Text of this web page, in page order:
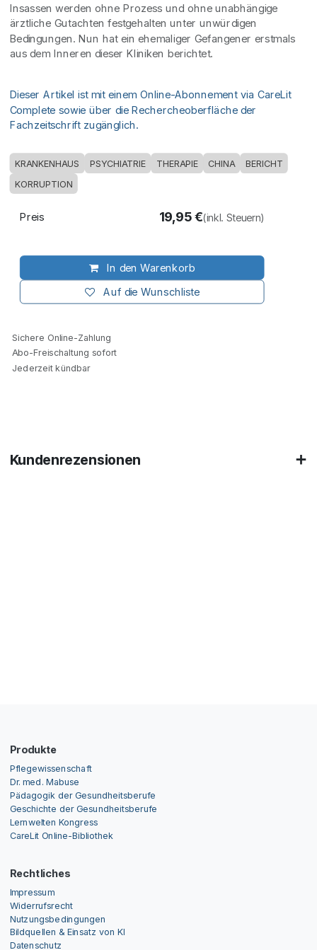
Insassen werden ohne Prozess und ohne unabhängige
ärztliche Gutachten festgehalten unter unwürdigen
Bedingungen. Nun hat ein ehemaliger Gefangener erstmals
aus dem Inneren dieser Kliniken berichtet.
Dieser Artikel ist mit einem Online-Abonnement via CareLit
Complete sowie über die Rechercheoberfläche der
Fachzeitschrift zugänglich.
KRANKENHAUS PSYCHIATRIE THERAPIE CHINA BERICHT
KORRUPTION
In den Warenkorb
Auf die Wunschliste
Preis 19,95€(inkl. Steuern)
Sichere Online-Zahlung
Abo-Freischaltung sofort
Jederzeit kündbar
Kundenrezensionen
Produkte
Pflegewissenschaft
Dr. med. Mabuse
Pädagogik der Gesundheitsberufe
Geschichte der Gesundheitsberufe
Lernwelten Kongress
CareLit Online-Bibliothek
Rechtliches
Impressum
Widerrufsrecht
Nutzungsbedingungen
Bildquellen & Einsatz von KI
Datenschutz